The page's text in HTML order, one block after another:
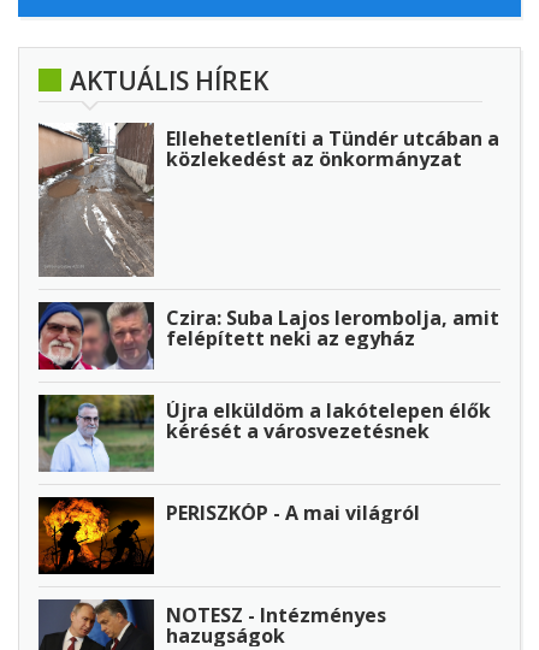
AKTUÁLIS HÍREK
Ellehetetleníti a Tündér utcában a
közlekedést az önkormányzat
Czira: Suba Lajos lerombolja, amit
felépített neki az egyház
Újra elküldöm a lakótelepen élők
kérését a városvezetésnek
PERISZKÓP - A mai világról
NOTESZ - Intézményes
hazugságok